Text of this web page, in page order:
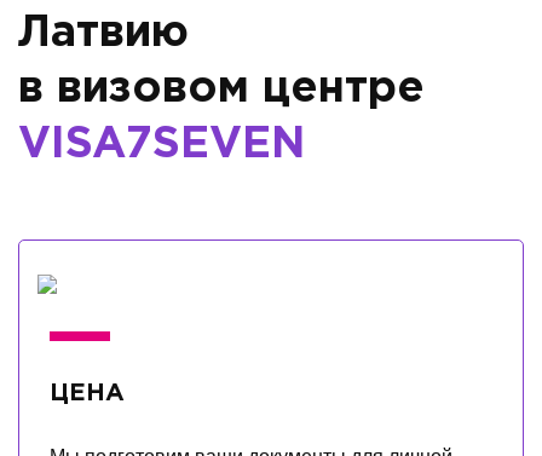
Латвию
в визовом центре
VISA7SEVEN
ЦЕНА